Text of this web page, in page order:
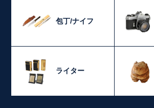
包丁/ナイフ
ライター